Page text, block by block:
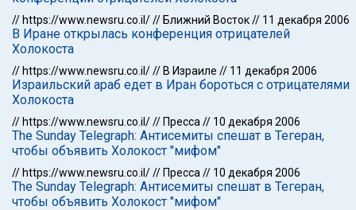
// https://www.newsru.co.il/// Ближний Восток// 11 декабря 2006
В Иране открылась конференция отрицателей
Холокоста
// https://www.newsru.co.il/// В Израиле // 11 декабря 2006
Израильский араб едет в Иран бороться с отрицателями
Холокоста
// https://www.newsru.co.il/// Пресса // 10 декабря 2006
The Sunday Telegraph: Антисемиты спешат в Тегеран,
чтобы объявить Холокост "мифом"
// https://www.newsru.co.il/// Пресса // 10 декабря 2006
The Sunday Telegraph: Антисемиты спешат в Тегеран,
чтобы объявить Холокост "мифом"